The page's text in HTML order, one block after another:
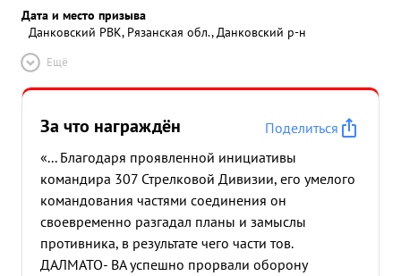
Дата и место призыва
Данковский РВК, Рязанская обл., Данковский р-н
Ещё
За что награждён
Поделиться
«... Благодаря проявленной инициативы
командира 307 Стрелковой Дивизии, его умелого
командования частями соединения он
своевременно разгадал планы и замыслы
противника, в результате чего части тов.
ДАЛМАТО- ВА успешно прорвали оборону